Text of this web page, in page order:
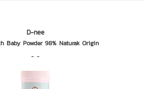
D-nee
Baby Powder 98% Naturak Origin
- -